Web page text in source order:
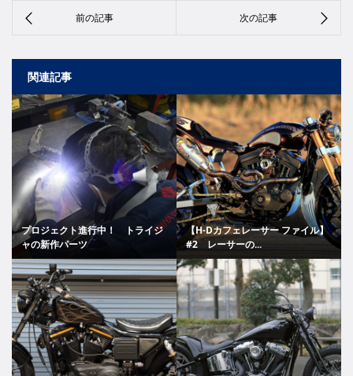
関連記事
プロジェクト進行中！ トライジ
ャの新作パーツ
【H-Dカフェレーサー ファイル】
#2 レーサーの...